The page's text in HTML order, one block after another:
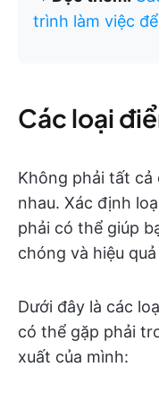
trình làm việc
Các loại
Không phải tất cả
nhau. Xác định
phải có thể giúp
chóng và hiệu
Dưới đây là các
có thể gặp phải
xuất của mình: